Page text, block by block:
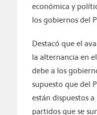
económica y
los gobiernos del
Destacó que el
la alternancia en
debe a los
supuesto que del
están dispuestos
partidos que se